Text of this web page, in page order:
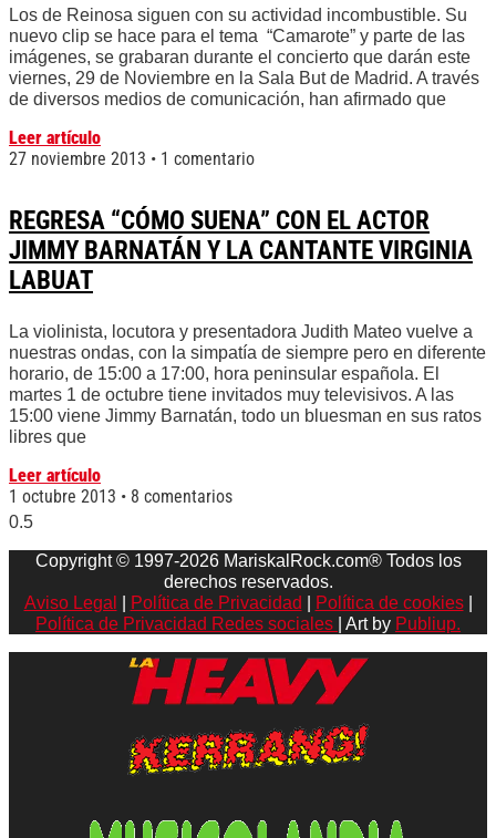
Los de Reinosa siguen con su actividad incombustible. Su
nuevo clip se hace para el tema “Camarote” y parte de las
imágenes, se grabaran durante el concierto que darán este
viernes, 29 de Noviembre en la Sala But de Madrid. A través
de diversos medios de comunicación, han afirmado que
Leer artículo
27 noviembre 2013
1 comentario
REGRESA “CÓMO SUENA” CON EL ACTOR
JIMMY BARNATÁN Y LA CANTANTE VIRGINIA
LABUAT
La violinista, locutora y presentadora Judith Mateo vuelve a
nuestras ondas, con la simpatía de siempre pero en diferente
horario, de 15:00 a 17:00, hora peninsular española. El
martes 1 de octubre tiene invitados muy televisivos. A las
15:00 viene Jimmy Barnatán, todo un bluesman en sus ratos
libres que
Leer artículo
1 octubre 2013
8 comentarios
Copyright © 1997-2026 MariskalRock.com® Todos los
derechos reservados.
Aviso Legal
Política de Privacidad Política de cookies|
Política de Privacidad Redes sociales
| Art by Publiup.